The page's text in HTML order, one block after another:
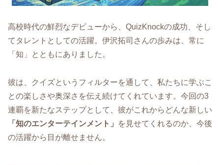
高校時代の鮮烈なデビューから、QuizKnockの成功、そし
てタレントとしての活躍。伊沢拓司さんの歩みは、常に
「知」とともにありました。
彼は、クイズというフィルターを通して、私たちに学ぶこ
との楽しさや奥深さを伝え続けてくれています。今回の3
連覇を新たなステップとして、彼がこれからどんな新しい
「知のエンターテインメント」
を見せてくれるのか、今後
の活躍から目が離せません。